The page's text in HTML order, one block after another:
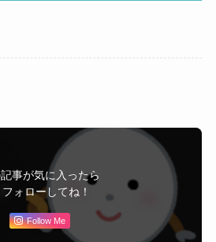
事が気に入ったら
フォローしてね！
Follow Me